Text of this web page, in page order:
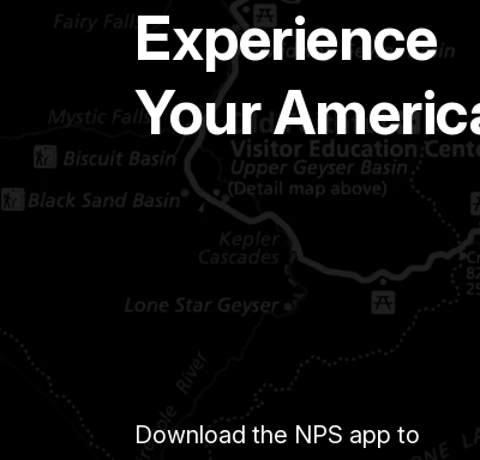
Experience
Your
Download the NPS app to